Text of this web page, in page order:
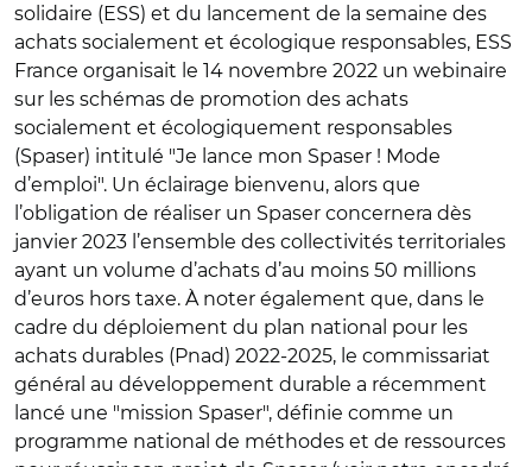
solidaire (ESS) et du lancement de la semaine des
achats socialement et écologique responsables, ESS
France organisait le 14 novembre 2022 un webinaire
sur les schémas de promotion des achats
socialement et écologiquement responsables
(Spaser) intitulé "Je lance mon Spaser ! Mode
d’emploi". Un éclairage bienvenu, alors que
l’obligation de réaliser un Spaser concernera dès
janvier 2023 l’ensemble des collectivités territoriales
ayant un volume d’achats d’au moins 50 millions
d’euros hors taxe. À noter également que, dans le
cadre du déploiement du plan national pour les
achats durables (Pnad) 2022-2025, le commissariat
général au développement durable a récemment
lancé une "mission Spaser", définie comme un
programme national de méthodes et de ressources